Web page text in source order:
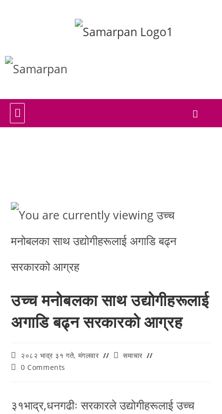
उच्च मनोबलका साथ उद्योगीहरूलाई
अगाडि बढ्न सरकारको आग्रह
२०८२ भाद्र ३१ गते, मंगलवार
समाचार
0 Comments
३१भाद्र,धनगढीः सरकारले उद्योगीहरूलाई उच्च